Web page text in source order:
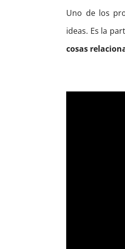
Uno de los
ideas. Es la
cosas